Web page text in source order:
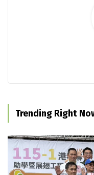
Trending Right